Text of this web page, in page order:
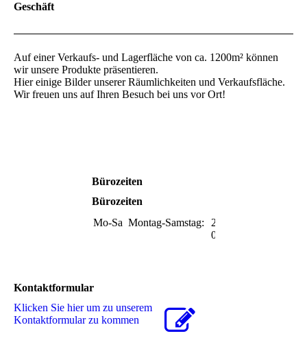
Geschäft
Auf einer Verkaufs- und Lagerfläche von ca. 1200m² können
wir unsere Produkte präsentieren.
Hier einige Bilder unserer Räumlichkeiten und Verkaufsfläche.
Wir freuen uns auf Ihren Besuch bei uns vor Ort!
Bürozeiten
Bürozeiten
Mo-Sa Montag-Samstag:
23:00-
09:00
Kontaktformular
Klicken Sie hier um zu unserem
Kon­takt­for­mu­lar zu kommen